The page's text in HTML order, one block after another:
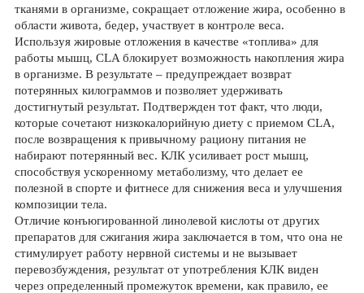
тканями в организме, сокращает отложение жира, особенно в
области живота, бедер, участвует в контроле веса.
Используя жировые отложения в качестве «топлива» для
работы мышц, CLA блокирует возможность накопления жира
в организме. В результате – предупреждает возврат
потерянных килограммов и позволяет удерживать
достигнутый результат. Подтвержден тот факт, что люди,
которые сочетают низкокалорийную диету с приемом CLA,
после возвращения к привычному рациону питания не
набирают потерянный вес. КЛК усиливает рост мышц,
способствуя ускоренному метаболизму, что делает ее
полезной в спорте и фитнесе для снижения веса и улучшения
композиции тела.
Отличие конъюгированной линолевой кислоты от других
препаратов для сжигания жира заключается в том, что она не
стимулирует работу нервной системы и не вызывает
перевозбуждения, результат от употребления КЛК виден
через определенный промежуток времени, как правило, ее